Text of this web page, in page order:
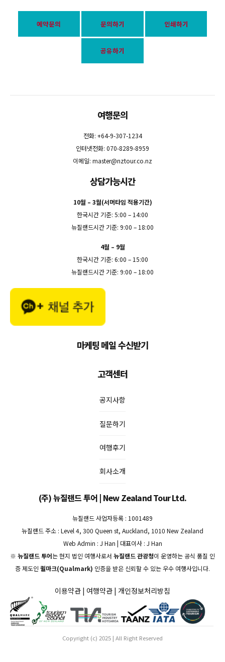
예약문의 문의하기 인쇄하기
공유하기
여행문의
전화: +64-9-307-1234
인터넷전화: 070-8289-8959
이메일: master@nztour.co.nz
상담가능시간
10월 – 3월(서머타임 적용기간)
한국시간 기준: 5:00 – 14:00
뉴질랜드시간 기준: 9:00 – 18:00
4월 – 9월
한국시간 기준: 6:00 – 15:00
뉴질랜드시간 기준: 9:00 – 18:00
마케팅 메일 수신받기
고객센터
공지사항
질문하기
여행후기
회사소개
(주) 뉴질랜드 투어 | New Zealand Tour Ltd.
뉴질랜드 사업자등록 : 1001489
뉴질랜드 주소 : Level 4, 300 Queen st, Auckland, 1010 New Zealand
Web Admin : J Han | 대표이사 : J Han
※ 뉴질랜드 투어는 현지 법인 여행사로서 뉴질랜드 관광청이 운영하는 공식 품질 인
증 제도인 퀼마크(Qualmark) 인증을 받은 신뢰할 수 있는 우수 여행사입니다.
이용약관 | 여행약관 | 개인정보처리방침
Copyright (c) 2025 | All Right Reserved